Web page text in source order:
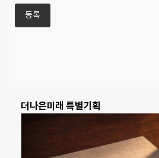
더나은미래 특별기획